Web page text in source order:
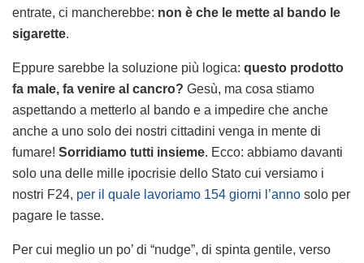
entrate, ci mancherebbe: non è che le mette al bando le
sigarette.
Eppure sarebbe la soluzione più logica: questo prodotto
fa male, fa venire al cancro? Gesù, ma cosa stiamo
aspettando a metterlo al bando e a impedire che anche
anche a uno solo dei nostri cittadini venga in mente di
fumare! Sorridiamo tutti insieme. Ecco: abbiamo davanti
solo una delle mille ipocrisie dello Stato cui versiamo i
nostri F24, per il quale lavoriamo 154 giorni l’anno solo per
pagare le tasse.
Per cui meglio un po’ di “nudge”, di spinta gentile, verso